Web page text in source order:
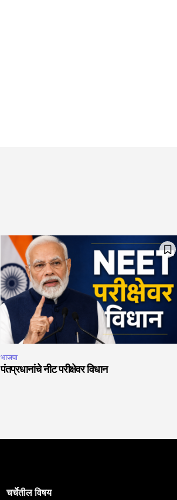
भाजपा
पंतप्रधानांचे नीट परीक्षेवर विधान
चर्चेतील विषय